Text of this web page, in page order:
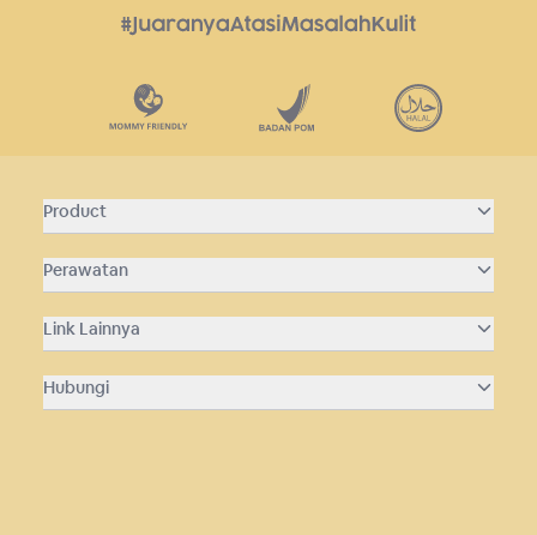
Product
Perawatan
Link Lainnya
Hubungi